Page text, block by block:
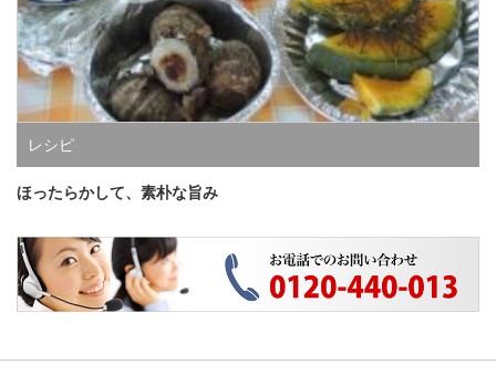
レシピ
ほったらかして、素朴な旨み